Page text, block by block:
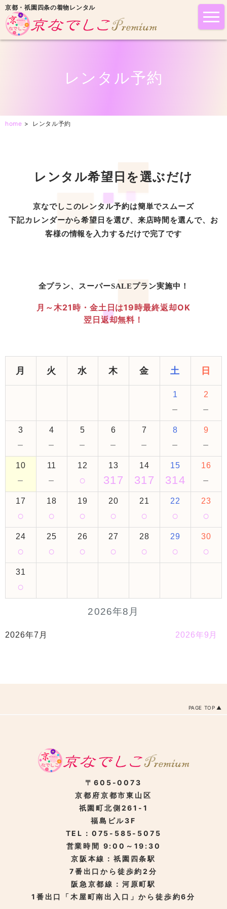
京都・祇園四条の着物レンタル
レンタル予約
home > レンタル予約
レンタル希望日を選ぶだけ
京なでしこのレンタル予約は簡単でスムーズ
下記カレンダーから希望日を選び、来店時間を選んで、お
客様の情報を入力するだけで完了です
全プラン、スーパーSALEプラン実施中！
月～木21時・金土日は19時最終返却OK
翌日返却無料！
2026年8月
月 火 水 木 金 土 日
1
－
2
－
3
－
4
－
5
－
6
－
7
－
8
－
9
－
10
－
11
－
12
○
13
317
14
317
15
314
16
－
17
○
18
○
19
○
20
○
21
○
22
○
23
○
24
○
25
○
26
○
27
○
28
○
29
○
30
○
31
○
2026年7月 2026年9月
PAGE TOP
〒605-0073
京都府京都市東山区
祇園町北側261-1
福島ビル3F
TEL：075-585-5075
営業時間 9:00～19:30
京阪本線：祇園四条駅
7番出口から徒歩約2分
阪急京都線：河原町駅
1番出口「木屋町南出入口」から徒歩約6分